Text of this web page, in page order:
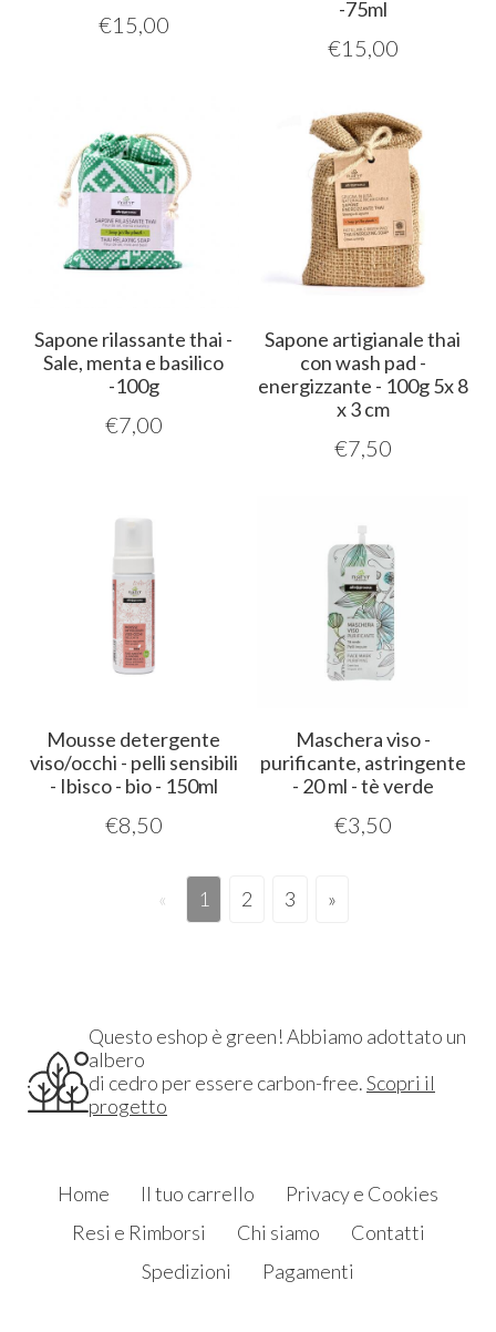
€15,00
-75ml
€15,00
Sapone rilassante thai -
Sale, menta e basilico
-100g
€7,00
Sapone artigianale thai
con wash pad -
energizzante - 100g 5x 8
x 3 cm
€7,50
Mousse detergente
viso/occhi - pelli sensibili
- Ibisco - bio - 150ml
€8,50
Maschera viso -
purificante, astringente
- 20 ml - tè verde
€3,50
« 1 2 3 »
Questo eshop è green! Abbiamo adottato un
albero
di cedro per essere carbon-free.Scopri il
progetto
Home Il tuo carrello
Privacy e Cookies
Resi e Rimborsi
Chi siamo
Contatti
Spedizioni
Pagamenti